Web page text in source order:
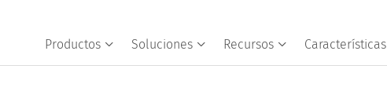
Productos Soluciones Recursos Características